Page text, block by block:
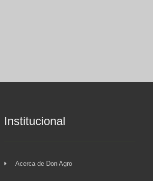
Institucional
Acerca de Don Agro